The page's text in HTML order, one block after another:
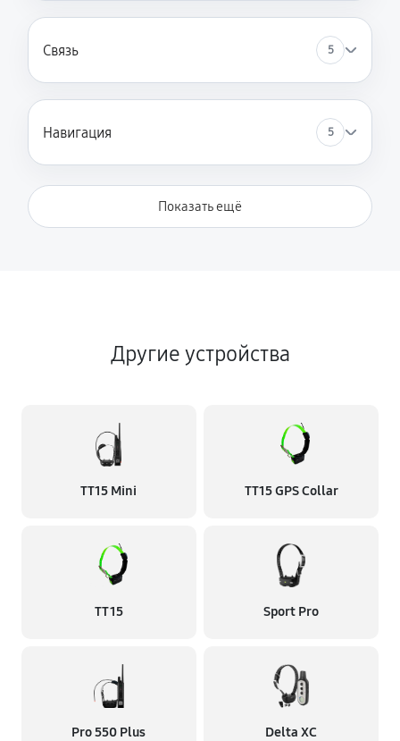
Связь 5
Навигация 5
Показать ещё
Другие устройства
TT15 Mini TT15 GPS Collar
TT 15 Sport Pro
Pro 550 Plus Delta XC